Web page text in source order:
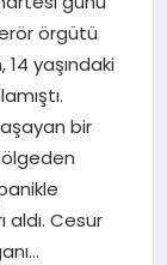
örgütü
14 yaşındaki
bir
aldı. Cesur